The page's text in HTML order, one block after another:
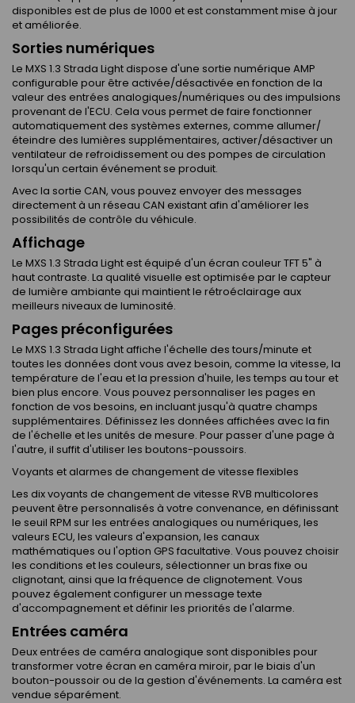
disponibles est de plus de 1000 et est constamment mise à jour
et améliorée.
Sorties numériques
Le MXS 1.3 Strada Light dispose d'une sortie numérique AMP
configurable pour être activée/désactivée en fonction de la
valeur des entrées analogiques/numériques ou des impulsions
provenant de l'ECU. Cela vous permet de faire fonctionner
automatiquement des systèmes externes, comme allumer/
éteindre des lumières supplémentaires, activer/désactiver un
ventilateur de refroidissement ou des pompes de circulation
lorsqu'un certain événement se produit.
Avec la sortie CAN, vous pouvez envoyer des messages
directement à un réseau CAN existant afin d'améliorer les
possibilités de contrôle du véhicule.
Affichage
Le MXS 1.3 Strada Light est équipé d'un écran couleur TFT 5" à
haut contraste. La qualité visuelle est optimisée par le capteur
de lumière ambiante qui maintient le rétroéclairage aux
meilleurs niveaux de luminosité.
Pages préconfigurées
Le MXS 1.3 Strada Light affiche l'échelle des tours/minute et
toutes les données dont vous avez besoin, comme la vitesse, la
température de l'eau et la pression d'huile, les temps au tour et
bien plus encore. Vous pouvez personnaliser les pages en
fonction de vos besoins, en incluant jusqu'à quatre champs
supplémentaires. Définissez les données affichées avec la fin
de l'échelle et les unités de mesure. Pour passer d'une page à
l'autre, il suffit d'utiliser les boutons-poussoirs.
Voyants et alarmes de changement de vitesse flexibles
Les dix voyants de changement de vitesse RVB multicolores
peuvent être personnalisés à votre convenance, en définissant
le seuil RPM sur les entrées analogiques ou numériques, les
valeurs ECU, les valeurs d'expansion, les canaux
mathématiques ou l'option GPS facultative. Vous pouvez choisir
les conditions et les couleurs, sélectionner un bras fixe ou
clignotant, ainsi que la fréquence de clignotement. Vous
pouvez également configurer un message texte
d'accompagnement et définir les priorités de l'alarme.
Entrées caméra
Deux entrées de caméra analogique sont disponibles pour
transformer votre écran en caméra miroir, par le biais d'un
bouton-poussoir ou de la gestion d'événements. La caméra est
vendue séparément.